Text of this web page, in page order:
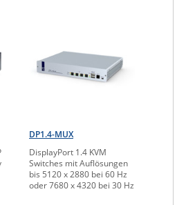
DP1.4-MUX
DisplayPort 1.4 KVM
Switches mit Auflösungen
bis 5120 x 2880 bei 60 Hz
oder 7680 x 4320 bei 30 Hz